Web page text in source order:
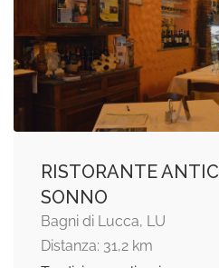
RISTORANTE
SONNO
Bagni di Lucca, LU
Distanza: 31,2 km